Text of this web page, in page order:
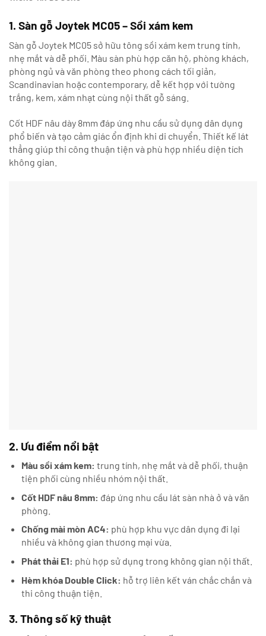
1. Sàn gỗ Joytek MC05 – Sồi xám kem
Sàn gỗ Joytek MC05 sở hữu tông sồi xám kem trung tính,
nhẹ mắt và dễ phối. Màu sàn phù hợp căn hộ, phòng khách,
phòng ngủ và văn phòng theo phong cách tối giản,
Scandinavian hoặc contemporary, dễ kết hợp với tường
trắng, kem, xám nhạt cùng nội thất gỗ sáng.
Cốt HDF nâu dày 8mm đáp ứng nhu cầu sử dụng dân dụng
phổ biến và tạo cảm giác ổn định khi di chuyển. Thiết kế lát
thẳng giúp thi công thuận tiện và phù hợp nhiều diện tích
không gian.
2. Ưu điểm nổi bật
Màu sồi xám kem: trung tính, nhẹ mắt và dễ phối, thuận
tiện phối cùng nhiều nhóm nội thất.
Cốt HDF nâu 8mm: đáp ứng nhu cầu lát sàn nhà ở và văn
phòng.
Chống mài mòn AC4: phù hợp khu vực dân dụng đi lại
nhiều và không gian thương mại vừa.
Phát thải E1: phù hợp sử dụng trong không gian nội thất.
Hèm khóa Double Click: hỗ trợ liên kết ván chắc chắn và
thi công thuận tiện.
3. Thông số kỹ thuật